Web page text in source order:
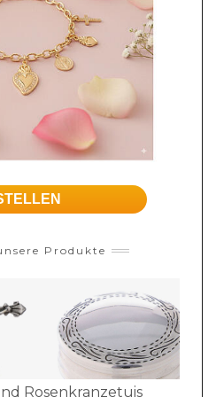
Produkte
Rosenkranzetuis